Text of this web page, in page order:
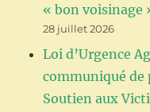
« bon voisinage
28 juillet 2026
Loi d’Urgence
communiqué de
Soutien aux